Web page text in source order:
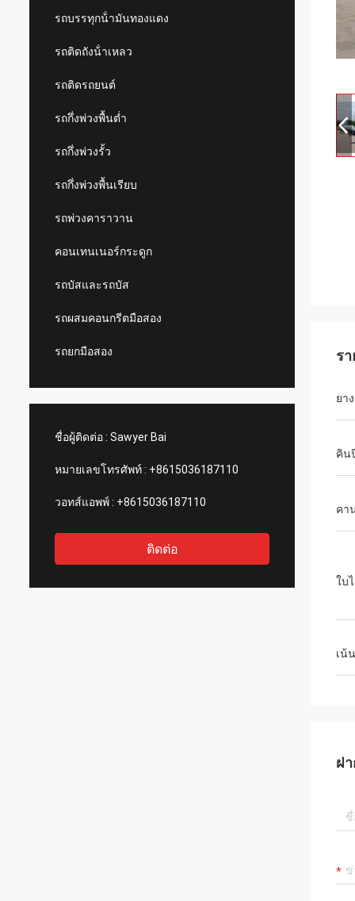
รถบรรทุกน้ํามันทองแดง
รถติดถังน้ําเหลว
รถติดรถยนต์
รถกึ่งพ่วงพื้นต่ำ
รถกึ่งพ่วงรั้ว
รถกึ่งพ่วงพื้นเรียบ
รถพ่วงคาราวาน
คอนเทนเนอร์กระดูก
รถบัสและรถบัส
รถผสมคอนกรีตมือสอง
รถยกมือสอง
ชื่อผู้ติดต่อ : Sawyer Bai
หมายเลขโทรศัพท์ : +8615036187110
วอทส์แอพพ์ : +8615036187110
ติดต่อ
ร
ยาง
คิน
คา
ใบ
เน้น
ฝ